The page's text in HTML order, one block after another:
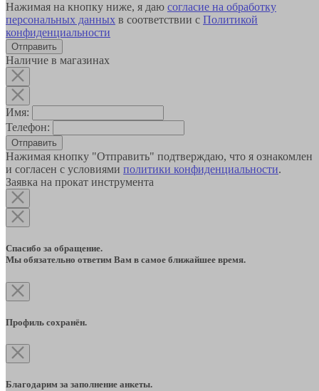
Нажимая на кнопку ниже, я даю согласие на обработку
персональных данных в соответствии с Политикой
конфиденциальности
Наличие в магазинах
Имя:
Телефон:
Отправить
Нажимая кнопку "Отправить" подтверждаю, что я ознакомлен
и согласен с условиями политики конфиденциальности.
Заявка на прокат инструмента
Спасибо за обращение.
Мы обязательно ответим Вам в самое ближайшее время.
Профиль сохранён.
Благодарим за заполнение анкеты.